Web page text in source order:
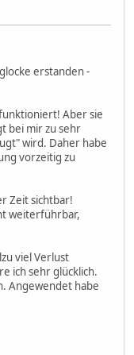
erstanden -
Aber sie
bei mir zu sehr
wird. Daher habe
vorzeitig zu
Zeit sichtbar!
weiterführbar,
viel Verlust
ich sehr glücklich.
Angewendet habe